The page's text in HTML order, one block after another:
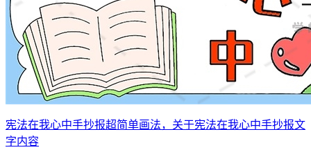
宪法在我心中手抄报超简单画法，关于宪法在我心中手抄报文
字内容